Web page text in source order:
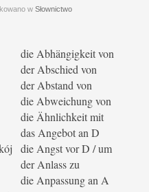
w Słownictwo
die Abhängigkeit von
der Abschied von
der Abstand von
die Abweichung von
die Ähnlichkeit mit
das Angebot an D
die Angst vor D / um
der Anlass zu
die Anpassung an A